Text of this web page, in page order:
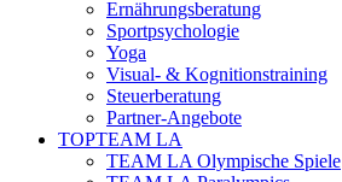
Ernährungsberatung
Sportpsychologie
Yoga
Visual- & Kognitionstraining
Steuerberatung
Partner-Angebote
TOPTEAM LA
TEAM LA Olympische Spiele